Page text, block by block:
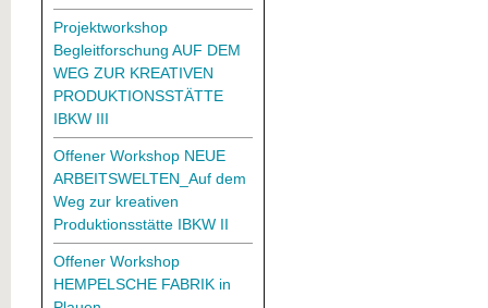
Projektworkshop
Begleitforschung AUF DEM
WEG ZUR KREATIVEN
PRODUKTIONSSTÄTTE
IBKW III
Offener Workshop NEUE
ARBEITSWELTEN_Auf dem
Weg zur kreativen
Produktionsstätte IBKW II
Offener Workshop
HEMPELSCHE FABRIK in